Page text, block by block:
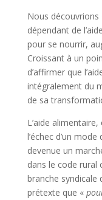
Nous découvrions
dépendant de
pour se nourrir,
Croissant à un
d’affirmer que
intégralement du
de sa
L’aide
l’échec d’un
devenue un
dans le code rural
branche syndicale
prétexte que «